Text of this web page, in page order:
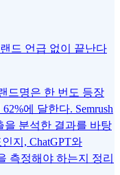
드 언급 없이 끝난다
드명은 한 번도 등장
에 달한다. Semrush
을 분석한 결과를 바탕
지, ChatGPT와
측정해야 하는지 정리